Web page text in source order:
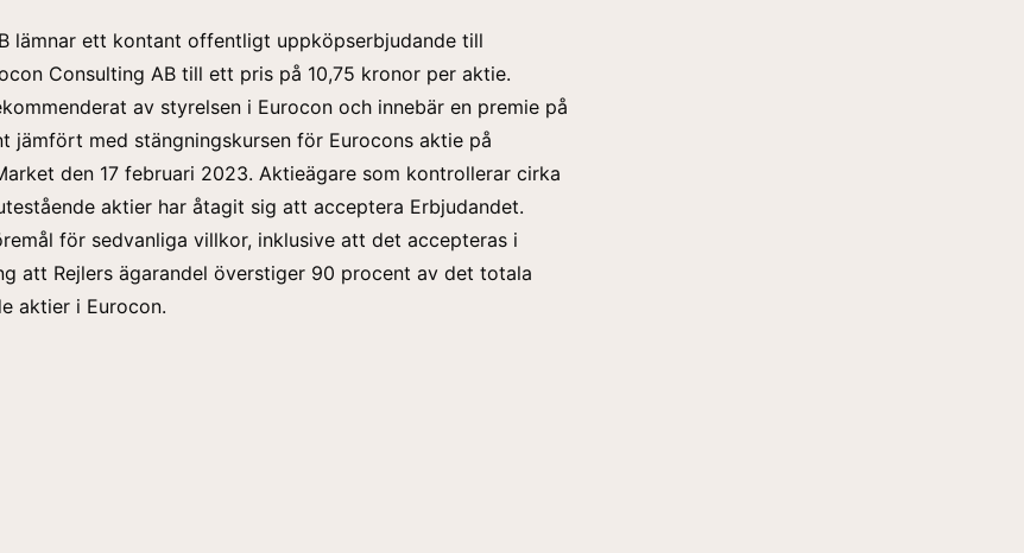
lämnar ett kontant offentligt uppköpserbjudande till
Consulting AB till ett pris på 10,75 kronor per aktie.
av styrelsen i Eurocon och innebär en premie på
jämfört med stängningskursen för Eurocons aktie på
den 17 februari 2023. Aktieägare som kontrollerar cirka
aktier har åtagit sig att acceptera Erbjudandet.
för sedvanliga villkor, inklusive att det accepteras i
att Rejlers ägarandel överstiger 90 procent av det totala
aktier i Eurocon.